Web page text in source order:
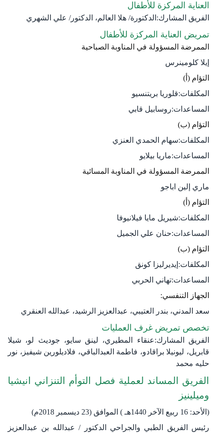
العناية المركزة للأطفال
الفريق المشارك:الدكتورة/ هلا العالم، الدكتور/ علي الشهري
تمريض العناية المركزة للأطفال
الممرضة المسؤولة في المناوبة الصباحية
إيلا كلومينرس
التؤام (أ)
المكلفات:قلوريا بريتنسيو
المساعدات:روسابيل قابي
التؤام (ب)
المكلفات:سهام الحمدي العنزي
المساعدات:ماريا بيلايو
الممرضة المسؤولة في المناوبة المسائية
ماري إلين اباجو
التؤام (أ)
المكلفات:شيريل مايا فيلانيوفا
المساعدات:حنان علي الجميل
التؤام (ب)
المكلفات:إيديرليزا كونق
المساعدات:تهاني الحربي
الجهاز التنفسي:
سعد المدني، بندر العتيبي، عبدالعزيز الرشيد، عبدالله العنقري
تخصص تمريض غرف العمليات
الفريق المشارك:عنقاء المطيري، لينق سايو، جوديث لو، شيلا
قابريل، ليونيلا براقادو، فاطمة العبدالباقي، فلاديلورين شيفيز، نور
حليه محمد
الفريق المساند لعملية فصل التوأم التنزاني انيشيا
وميلينيز
(الأحد: 16 ربيع الآخ​ر 1440هـ ) الموافق (23 ديسمبر 2018م)
رئيس الفريق الطبي والجراحي الدكتور / عبدالله بن عبدالعزيز